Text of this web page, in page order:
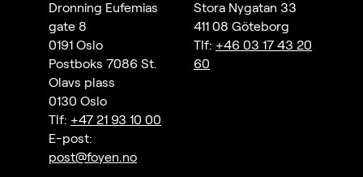
Dronning Eufemias
gate 8
0191 Oslo
Postboks 7086 St.
Olavs plass
0130 Oslo
Tlf: +47 21 93 10 00
E-post:
post@foyen.no
Stora Nygatan 33
411 08 Göteborg
Tlf: +46 03 17 43 20
60